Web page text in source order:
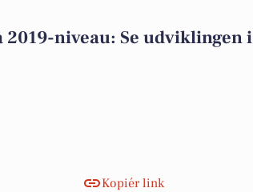
niveau: Se udviklingen i
Kopiér link